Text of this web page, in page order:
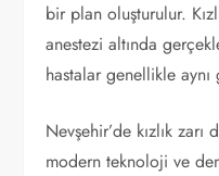
bir plan oluşturulur.
anestezi altında
hastalar genellikle
Nevşehir’de kızlık
modern teknoloji ve